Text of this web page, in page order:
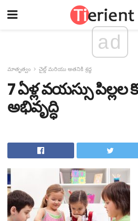
ad
మాతృత్వం చైల్డ్ మరియు అతనికి శ్రద్ధ
7 ఏళ్ల వయస్సు
అభివృద్ధి